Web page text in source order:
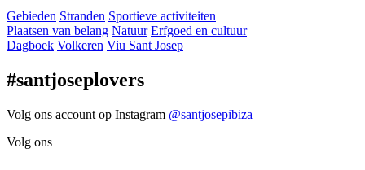
Gebieden Stranden Sportieve activiteiten
Plaatsen van belang Natuur Erfgoed en cultuur
Dagboek Volkeren Viu Sant Josep
#santjoseplovers
Volg ons account op Instagram @santjosepibiza
Volg ons